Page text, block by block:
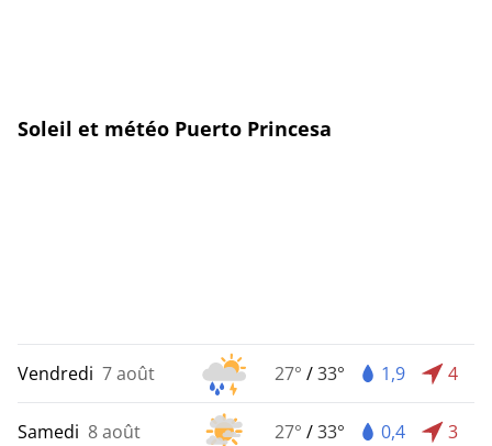
Soleil et météo Puerto Princesa
Vendredi 7 août 27° /33° 1,9 4
Samedi 8 août 27° /33° 0,4 3